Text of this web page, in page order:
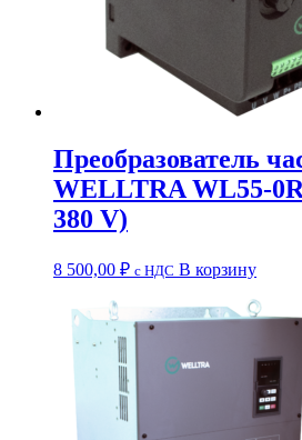
Преобразователь
WELLTRA WL55-
380 V)
8 500,00 ₽ c НДС В корзину